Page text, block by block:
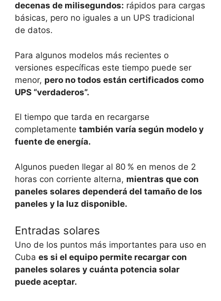
decenas de milisegundos: rápidos para cargas
básicas, pero no iguales a un UPS tradicional
de datos.
Para algunos modelos más recientes o
versiones específicas este tiempo puede ser
menor, pero no todos están certificados como
UPS “verdaderos”.
El tiempo que tarda en recargarse
completamente también varía según modelo y
fuente de energía.
Algunos pueden llegar al 80 % en menos de 2
horas con corriente alterna, mientras que con
paneles solares dependerá del tamaño de los
paneles y la luz disponible.
Entradas solares
Uno de los puntos más importantes para uso en
Cuba es si el equipo permite recargar con
paneles solares y cuánta potencia solar
puede aceptar.